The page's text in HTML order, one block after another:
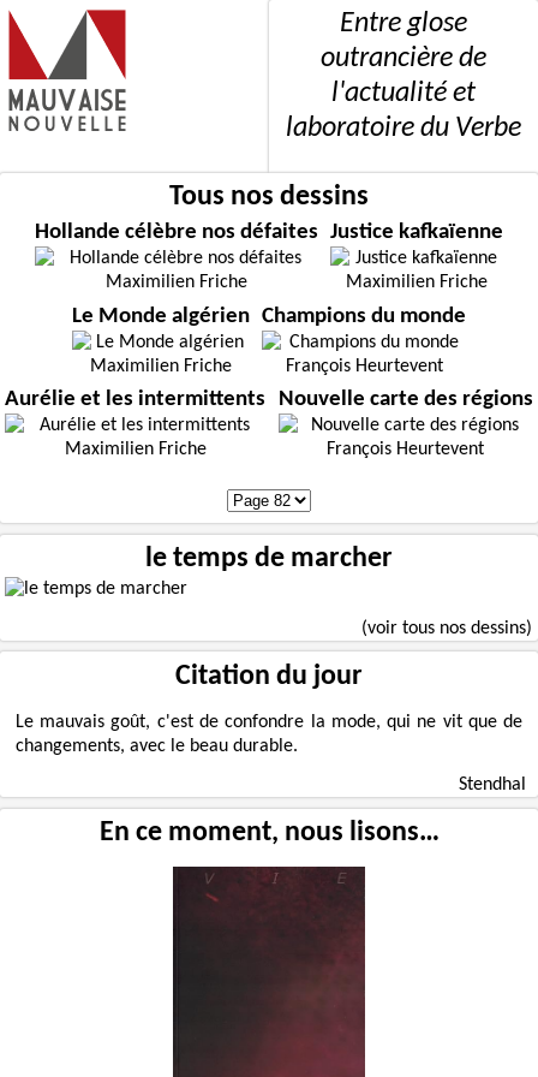
Entre glose
outrancière de
l'actualité et
laboratoire du Verbe
Tous nos dessins
Hollande célèbre nos défaites
Maximilien Friche
Justice kafkaïenne
Maximilien Friche
Le Monde algérien
Maximilien Friche
Champions du monde
François Heurtevent
Aurélie et les intermittents
Maximilien Friche
Nouvelle carte des régions
François Heurtevent
le temps de marcher
(voir tous nos dessins)
Citation du jour
Le mauvais goût, c'est de confondre la mode, qui ne vit que de
changements, avec le beau durable.
Stendhal
En ce moment, nous lisons…